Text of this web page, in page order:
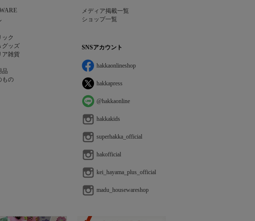
ック
グッズ
ア雑貨
品
もの
メディア掲載一覧
ショップ一覧
SNSアカウント
hakkaonlineshop
hakkapress
@hakkaonline
hakkakids
superhakka_official
hakofficial
kei_hayama_plus_official
madu_housewareshop